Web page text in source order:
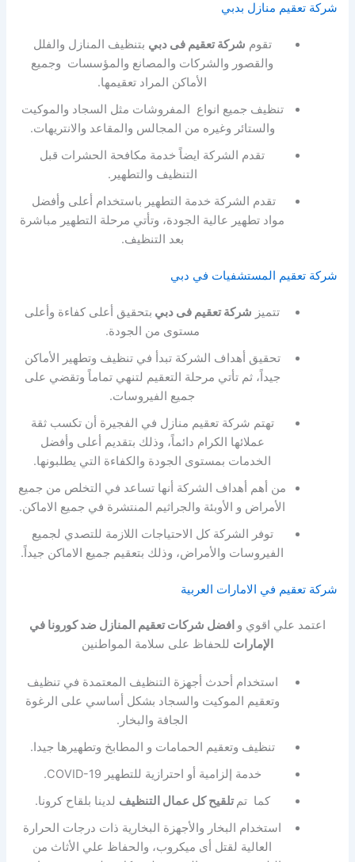
شركة تعقيم منازل بدبي
تقوم شركة تعقيم فى دبي بتنظيف المنازل والفلل
والقصور والشركات والمصانع والمؤسسات وجميع
الأماكن المراد تعقيمها.
تنظيف جميع انواع المفروشات مثل السجاد والموكيت
والستائر وغيره من المجالس والمقاعد والانتريهات.
تقدم الشركة ايضاً خدمة مكافحة الحشرات قبل
التنظيف والتطهير.
تقدم الشركة خدمة التطهير باستخدام أعلى وأفضل
مواد تطهير عالية الجودة، وتأتي مرحلة التطهير مباشرة
بعد التنظيف.
شركة تعقيم المستشفيات في دبي
تتميز شركة تعقيم فى دبي بتحقيق أعلى كفاءة وأعلى
مستوى من الجودة.
تحقيق أهداف الشركة تبدأ في تنظيف وتطهير الأماكن
جيداً، ثم تأتي مرحلة التعقيم لتنهي تماماً وتقضي على
جميع الفيروسات.
تهتم شركة تعقيم منازل في الفجيرة أن تكسب ثقة
عملائها الكرام دائماً، وذلك بتقديم أعلى وأفضل
الخدمات بمستوى الجودة والكفاءة التي يطلبونها.
من أهم أهداف الشركة أنها تساعد في التخلص من جميع
الأمراض و الأوبئة والجراثيم المنتشرة في جميع الاماكن.
توفر الشركة كل الاحتياجات اللازمة للتصدي لجميع
الفيروسات والأمراض، وذلك بتعقيم جميع الاماكن جيداً.
شركة تعقيم في الامارات العربية
اعتمد علي اقوي و افضل شركات تعقيم المنازل ضد كورونا في
الإمارات للحفاظ على سلامة المواطنين
استخدام أحدث أجهزة التنظيف المعتمدة في تنظيف
وتعقيم الموكيت والسجاد بشكل أساسي على الرغوة
الجافة والبخار.
تنظيف وتعقيم الحمامات و المطابخ وتطهيرها جيدا.
خدمة إلزامية أو احترازية للتطهير COVID-19.
كما تمتلقيح كل عمال التنظيف لدينا بلقاح كرونا.
استخدام البخار والأجهزة البخارية ذات درجات الحرارة
العالية لقتل أى ميكروب، والحفاظ علي الأثاث من